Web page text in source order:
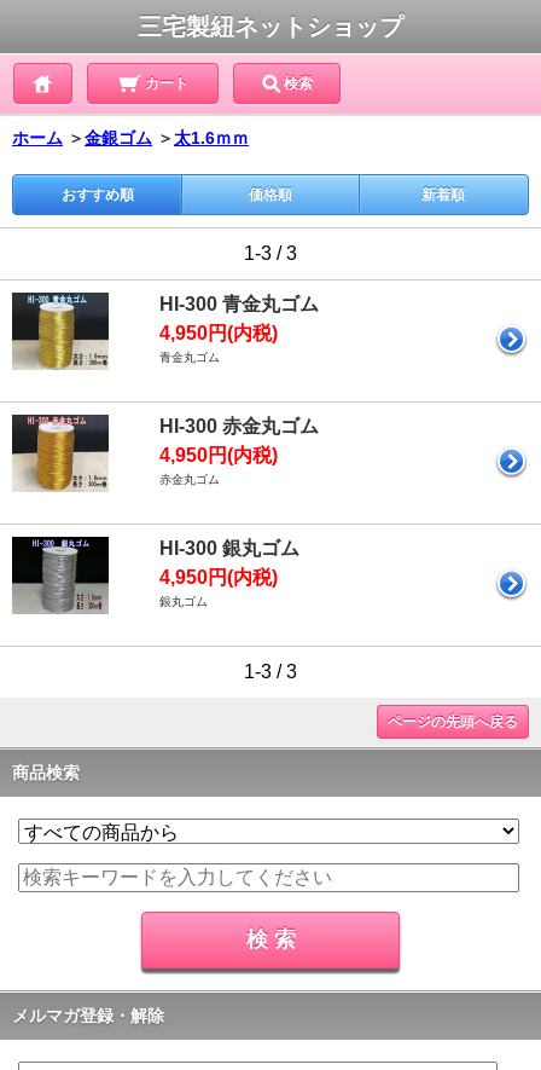
三宅製紐ネットショップ
カート 検索
ホーム ＞金銀ゴム ＞太1.6ｍｍ
おすすめ順 価格順 新着順
1-3 / 3
HI-300 青金丸ゴム
4,950円(内税)
青金丸ゴム
HI-300 赤金丸ゴム
4,950円(内税)
赤金丸ゴム
HI-300 銀丸ゴム
4,950円(内税)
銀丸ゴム
1-3 / 3
ページの先頭へ戻る
商品検索
メルマガ登録・解除